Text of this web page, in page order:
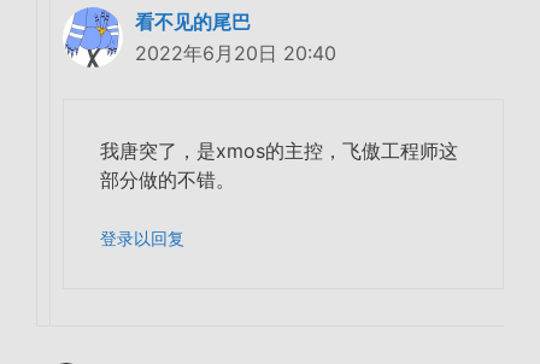
看不见的尾巴
2022年6月20日 20:40
我唐突了，是xmos的主控，飞傲工程师这
部分做的不错。
登录以回复